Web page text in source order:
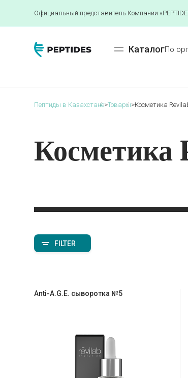
Официальный представитель Компании
КаталогПо
Пептиды в Казахстане>Товары>Косметика
Косметика
FILTER
Anti-A.G.E. cыворотка №5